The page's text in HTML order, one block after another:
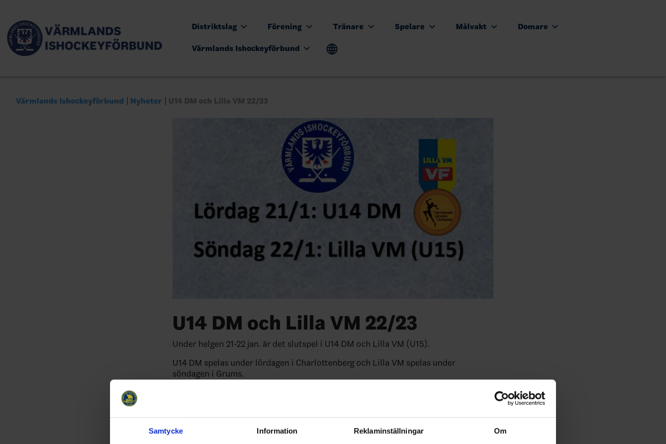
Samtycke Information Reklaminställningar Om
Distriktslag Förening Tränare Spelare Målvakt Domare
Värmlands Ishockeyförbund
Värmlands Ishockeyförbund Nyheter U14 DM och Lilla VM 22/23
U14 DM och Lilla VM 22/23
Under helgen 21-22 jan. är det slutspel i U14 DM och Lilla VM (U15).
U14 DM spelas under lördagen i Charlottenberg och Lilla VM spelas under
söndagen i Grums.